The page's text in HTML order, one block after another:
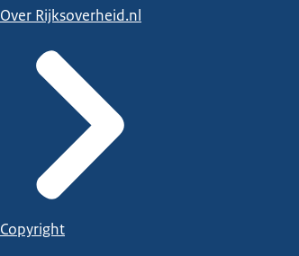
Over Rijksoverheid.nl
Copyright